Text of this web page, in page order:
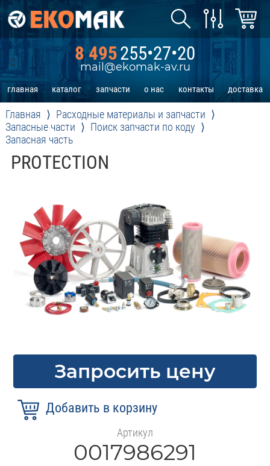
8 495255•27•20
mail@ekomak-av.ru
главная каталог запчасти о нас контакты доставка
Главная
Расходные материалы и запчасти
Запасные части
Поиск запчасти по коду
Запасная часть
PROTECTION
Запросить цену
Артикул
0017986291